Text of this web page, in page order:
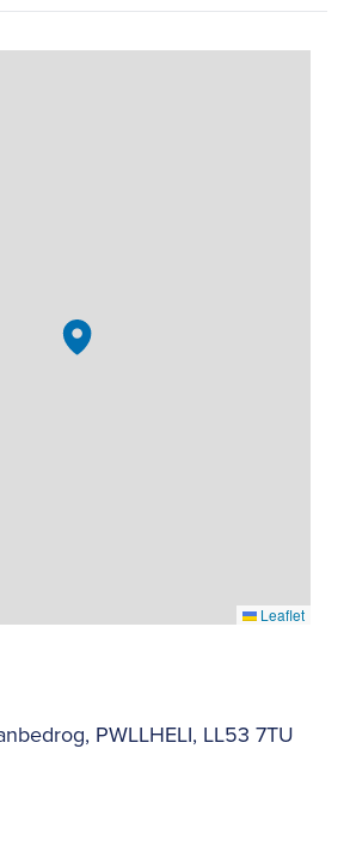
PWLLHELI, LL53 7TU
Leaflet